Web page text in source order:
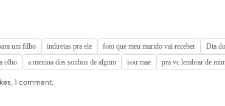
um filho indiretas pra ele foto que meu marido vai receber Dia
olho
a menina dos sonhos de algum sou mae pra vc lembrar de
1 comment.